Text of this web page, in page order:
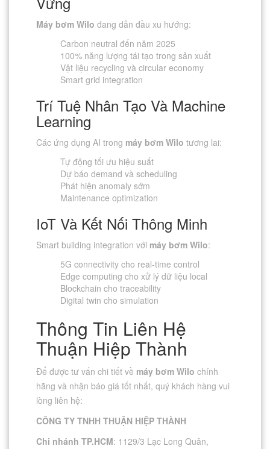
Máy bơm Wilo đang dẫn đầu xu hướng:
Carbon neutral đến năm 2025
100% năng lượng tái tạo trong sản xuất
Vật liệu recycling và circular economy
Smart grid integration
Trí Tuệ Nhân Tạo Và Machine
Learning
Các ứng dụng AI trong máy bơm Wilo tương lai:
Tự động tối ưu hiệu suất
Dự báo demand và scheduling
Phát hiện anomaly sớm
Maintenance optimization
IoT Và Kết Nối Thông Minh
Smart building integration với máy bơm Wilo:
5G connectivity cho real-time control
Edge computing cho xử lý dữ liệu local
Blockchain cho traceability
Digital twin cho simulation
Thông Tin Liên Hệ
Thuận Hiệp Thành
Để được tư vấn chi tiết về máy bơm Wilo chính
hãng và nhận báo giá tốt nhất, quý khách hàng vui
lòng liên hệ:
CÔNG TY TNHH THUẬN HIỆP THÀNH
Chi nhánh TP.HCM: 1129/3 Lạc Long Quân,